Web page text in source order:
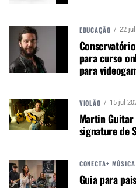
celebrações religiosas
e estabelecimentos de
instalações simples sem
uso do som. Nesses
COMO O ECAD
LÓGICA DA UDA
O Ecad usa como
(Unidade de Direito
EDUCAÇÃO 22
para curso
para
VIOLÃO 15 jul
Martin Guitar
signature de
CONECTA+ MÚSICA
Guia para